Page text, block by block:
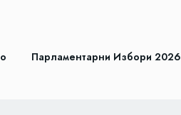
Парламентарни Избори 2026